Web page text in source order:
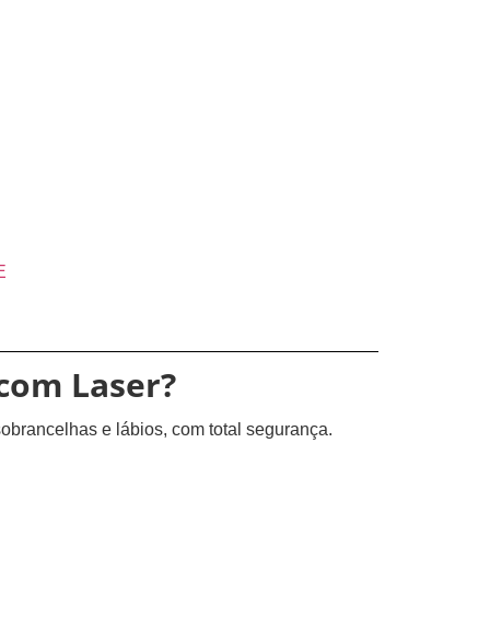
Laser?
e lábios, com total segurança.